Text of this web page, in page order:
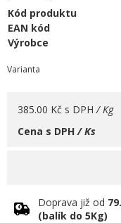
Kód produktu
EAN kód
Výrobce
Varianta
385.00 Kč s DPH / Kg
Cena s DPH/ Ks
Doprava již od
(balík do 5Kg)